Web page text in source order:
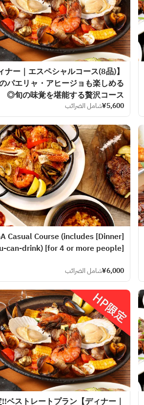
パエリャ・アヒージョも楽しめる
◎旬の味覚を堪能する贅沢コース
¥5,600شامل الضرائب
Casual Course (includes
can-drink) [for 4 or more people]
¥6,000شامل الضرائب
ベストレートプラン【ディナー｜